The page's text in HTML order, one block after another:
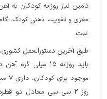
تامین نیاز روزانه کودکان
مغزی و تقویت ذهنی کودک،
است.
باید روزانه 15
روز 2 سی سی معادل دو